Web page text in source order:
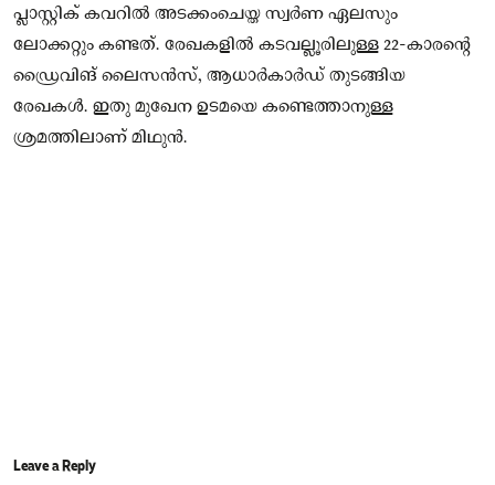
പ്ലാസ്റ്റിക് കവറില്‍ അടക്കംചെയ്ത സ്വര്‍ണ ഏലസും
ലോക്കറ്റും കണ്ടത്. രേഖകളില്‍ കടവല്ലൂരിലുള്ള 22-കാരന്റെ
ഡ്രൈവിങ് ലൈസന്‍സ്, ആധാര്‍കാര്‍ഡ് തുടങ്ങിയ
രേഖകള്‍. ഇതു മുഖേന ഉടമയെ കണ്ടെത്താനുള്ള
ശ്രമത്തിലാണ് മിഥുന്‍.
Leave a Reply